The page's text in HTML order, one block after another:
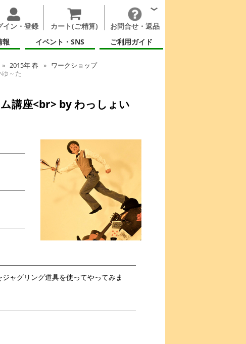
イン・登録 カート(ご精算)
お問合せ・返品
報 イベント・SNS ご利用ガイド
2015年 春
ワークショップ
～た
講座<br> by わっしょい
ャグリング道具を使ってやってみま